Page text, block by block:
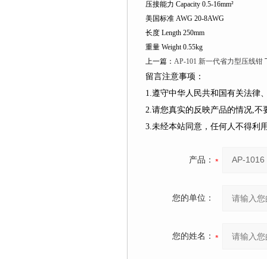
压接能力 Capacity 0.5-16mm²
美国标准 AWG 20-8AWG
长度 Length 250mm
重量 Weight 0.55kg
上一篇： AP-101 新一代省力型压线钳
留言注意事项：
1.遵守中华人民共和国有关法律
2.请您真实的反映产品的情况,
3.未经本站同意，任何人不得利
产品：
您的单位：
您的姓名：